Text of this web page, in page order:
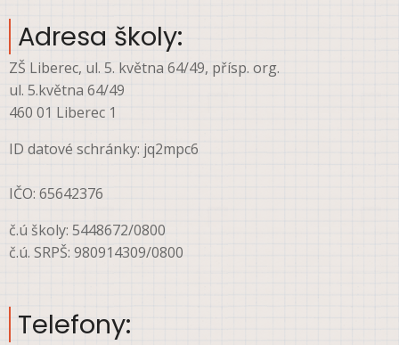
menu
Adresa školy:
ZŠ Liberec, ul. 5. května 64/49, přísp. org.
ul. 5.května 64/49
460 01 Liberec 1
ID datové schránky: jq2mpc6
IČO: 65642376
č.ú školy: 5448672/0800
č.ú. SRPŠ: 980914309/0800
Telefony: